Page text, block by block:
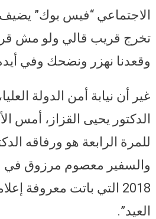
الاجتماعي “فيس بوك”
تخرج قريب قالي ولو مش
وقعدنا نهزر ونضحك وفي
غير أن نيابة أمن الدولة
للمرة الرابعة هو ورفاقه
2018 التي باتت معروفة
العيد”.